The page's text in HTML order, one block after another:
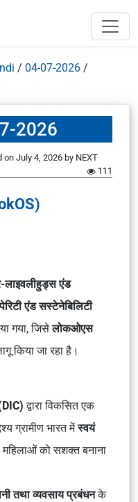
/ 04-07-2026 /
2026
on July 4, 2026 by NEXT
111
लाइवलीहुड्स एंड
एंड सस्टेनेबिलिटी
गया, जिसेलोकओएस
किया जा रहा है।
द्वारा विकसित एक
ग्रामीण भारत मेंस्वयं
को सशक्त बनाना
तथा व्यवसाय प्रबंधनके